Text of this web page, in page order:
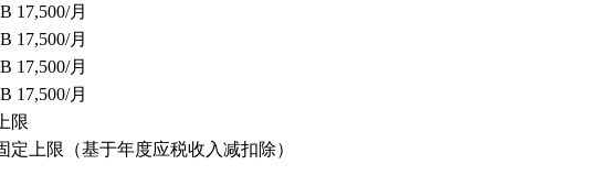
17,500/月
17,500/月
17,500/月
17,500/月
限
定上限（基于年度应税收入减扣除）